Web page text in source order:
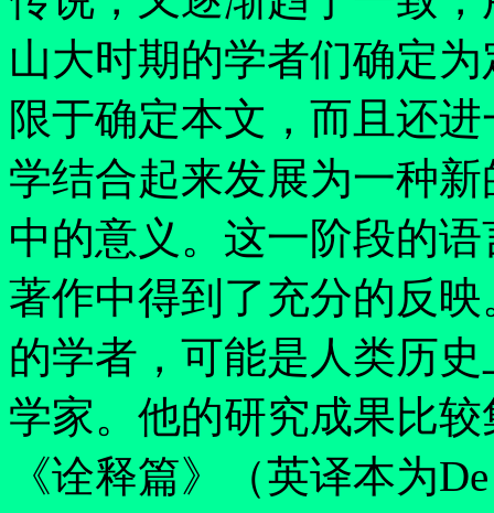
山大时期的学者们确定
限于确定本文，而且还
学结合起来发展为一种
中的意义。这一阶段的
著作中得到了充分的反
的学者，可能是人类历
学家。他的研究成果比
《诠释篇》（英译本为